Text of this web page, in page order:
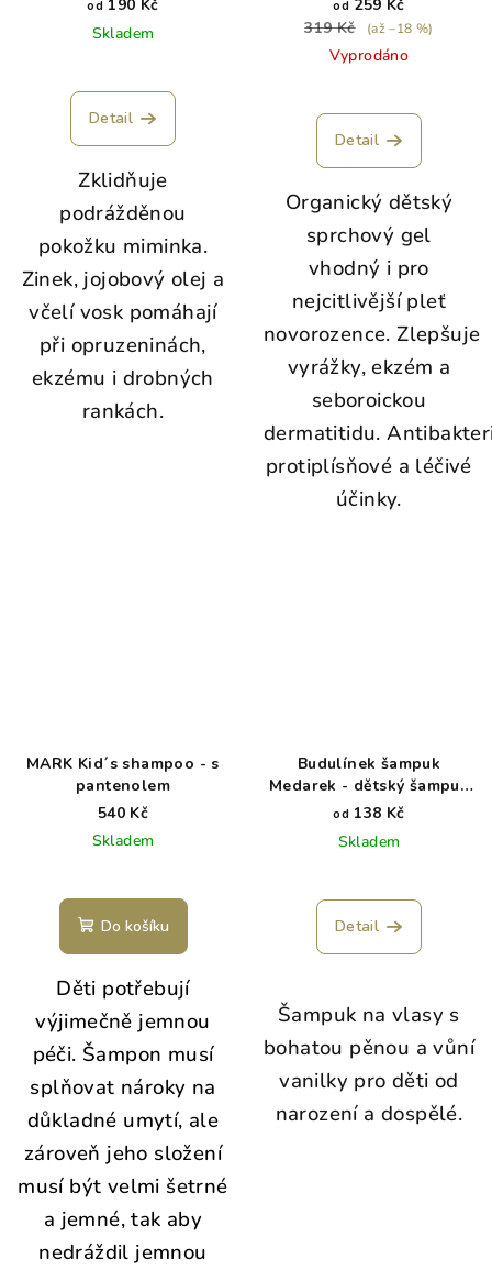
od 190 Kč
Skladem
Detail
Zklidňuje
podrážděnou
pokožku miminka.
Zinek, jojobový olej a
včelí vosk pomáhají
při opruzeninách,
ekzému i drobných
rankách.
od 259 Kč
319 Kč
(až –18 %)
Vyprodáno
Detail
Organický dětský
sprchový gel
vhodný i pro
nejcitlivější pleť
novorozence. Zlepšuje
vyrážky, ekzém a
seboroickou
dermatitidu.
protiplísňové a léčivé
účinky.
MARK Kid´s shampoo - s
pantenolem
540 Kč
Skladem
Do košíku
Děti potřebují
výjimečně jemnou
péči. Šampon musí
splňovat nároky na
důkladné umytí, ale
zároveň jeho složení
musí být velmi šetrné
a jemné, tak aby
nedráždil jemnou
Budulínek šampuk
Medarek - dětský šampuk
se sladkou vůní
od 138 Kč
Skladem
Detail
Šampuk na vlasy s
bohatou pěnou a vůní
vanilky pro děti od
narození a dospělé.